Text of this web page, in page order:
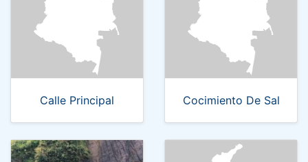
Calle Principal Cocimiento De Sal